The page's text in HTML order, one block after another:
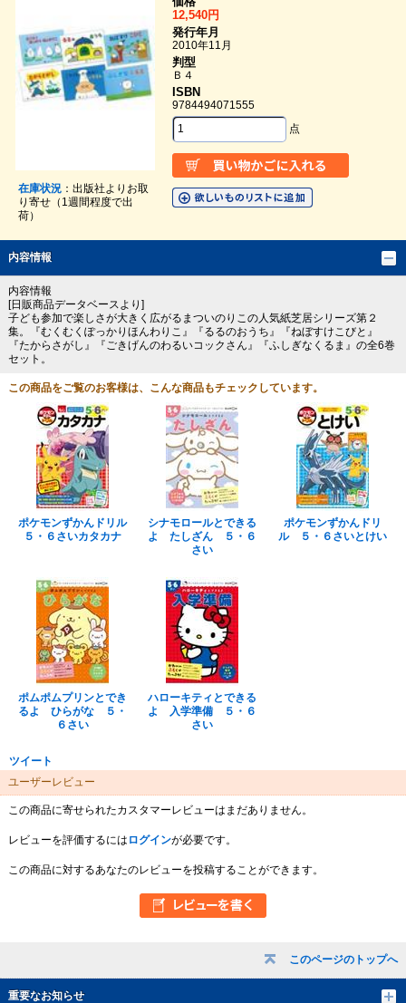
このページのトップへ
重要なお知らせ
在庫状況：出版社よりお取
り寄せ（1週間程度で出
荷）
12,540円
発行年月
2010年11月
判型
Ｂ４
ISBN
9784494071555
点
内容情報
内容情報
[日販商品データベースより]
子ども参加で楽しさが大きく広がるまついのりこの人気紙芝居シリーズ第２
集。『むくむくぽっかりほんわりこ』『るるのおうち』『ねぼすけこびと』
『たからさがし』『ごきげんのわるいコックさん』『ふしぎなくるま』の全6巻
セット。
この商品をご覧のお客様は、こんな商品もチェックしています。
ポケモンずかんドリル
５・６さいカタカナ
シナモロールとできる
よ たしざん ５・６
さい
ポケモンずかんドリ
ル ５・６さいとけい
ポムポムプリンとでき
るよ ひらがな ５・
６さい
ハローキティとできる
よ 入学準備 ５・６
さい
ツイート
ユーザーレビュー
この商品に寄せられたカスタマーレビューはまだありません。
レビューを評価するには ログインが必要です。
この商品に対するあなたのレビューを投稿することができます。